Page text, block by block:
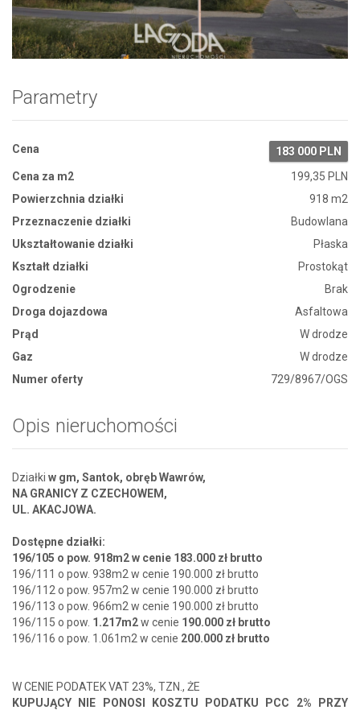
Zdjęcie 1
Parametry
Cena
183 000 PLN
Cena za m2
199,35 PLN
Powierzchnia działki
918 m2
Przeznaczenie działki
Budowlana
Ukształtowanie działki
Płaska
Kształt działki
Prostokąt
Ogrodzenie
Brak
Droga dojazdowa
Asfaltowa
Prąd
W drodze
Gaz
W drodze
Numer oferty
729/8967/OGS
Opis nieruchomości
Działki w gm, Santok, obręb Wawrów,
NA GRANICY Z CZECHOWEM,
UL. AKACJOWA.
Dostępne działki:
196/105 o pow. 918m2 w cenie 183.000 zł brutto
196/111 o pow. 938m2 w cenie 190.000 zł brutto
196/112 o pow. 957m2 w cenie 190.000 zł brutto
196/113 o pow. 966m2 w cenie 190.000 zł brutto
196/115 o pow. 1.217m2w cenie 190.000 zł brutto
196/116 o pow. 1.061m2 w cenie 200.000 zł brutto
W CENIE PODATEK VAT 23%, TZN., ŻE
KUPUJĄCY NIE PONOSI KOSZTU PODATKU PCC 2% PRZY